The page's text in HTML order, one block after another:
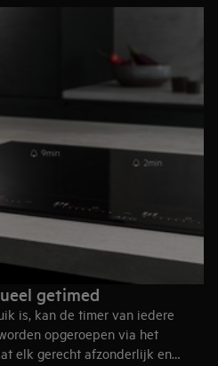
getimed
is, kan de timer van iedere
opgeroepen via het
elk gerecht afzonderlijk en